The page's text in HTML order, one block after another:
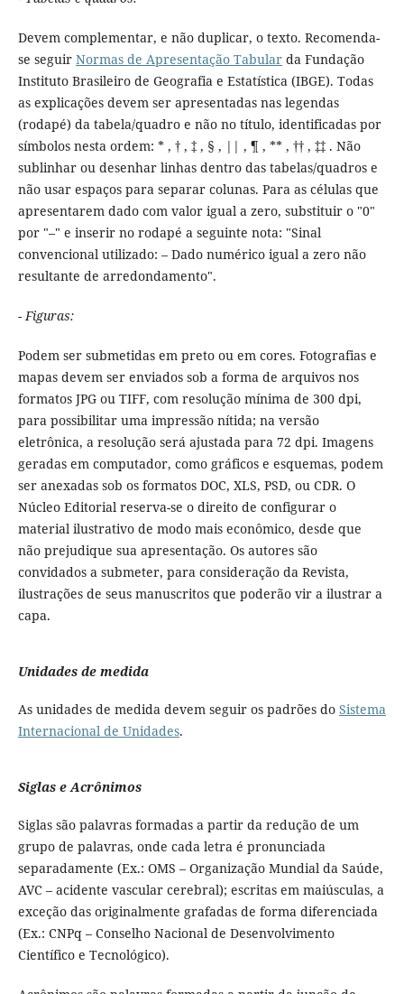
Devem complementar, e não duplicar, o texto. Recomenda-
se seguir Normas de Apresentação Tabularda Fundação
Instituto Brasileiro de Geografia e Estatística (IBGE). Todas
as explicações devem ser apresentadas nas legendas
(rodapé) da tabela/quadro e não no título, identificadas por
símbolos nesta ordem: * , † , ‡ , § , || , ¶ , ** , †† , ‡‡ . Não
sublinhar ou desenhar linhas dentro das tabelas/quadros e
não usar espaços para separar colunas. Para as células que
apresentarem dado com valor igual a zero, substituir o "0"
por "–" e inserir no rodapé a seguinte nota: "Sinal
convencional utilizado: – Dado numérico igual a zero não
resultante de arredondamento".
- Figuras:
Podem ser submetidas em preto ou em cores. Fotografias e
mapas devem ser enviados sob a forma de arquivos nos
formatos JPG ou TIFF, com resolução mínima de 300 dpi,
para possibilitar uma impressão nítida; na versão
eletrônica, a resolução será ajustada para 72 dpi. Imagens
geradas em computador, como gráficos e esquemas, podem
ser anexadas sob os formatos DOC, XLS, PSD, ou CDR. O
Núcleo Editorial reserva-se o direito de configurar o
material ilustrativo de modo mais econômico, desde que
não prejudique sua apresentação. Os autores são
convidados a submeter, para consideração da Revista,
ilustrações de seus manuscritos que poderão vir a ilustrar a
capa.
Unidades de medida
As unidades de medida devem seguir os padrões do Sistema
Internacional de Unidades.
Siglas e Acrônimos
Siglas são palavras formadas a partir da redução de um
grupo de palavras, onde cada letra é pronunciada
separadamente (Ex.: OMS – Organização Mundial da Saúde,
AVC – acidente vascular cerebral); escritas em maiúsculas, a
exceção das originalmente grafadas de forma diferenciada
(Ex.: CNPq – Conselho Nacional de Desenvolvimento
Científico e Tecnológico).